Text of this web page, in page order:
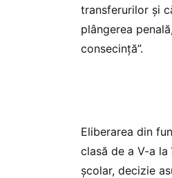
transferurilor și
plângerea
consecință”.
Eliberarea din
clasă de a V-a
școlar, decizie